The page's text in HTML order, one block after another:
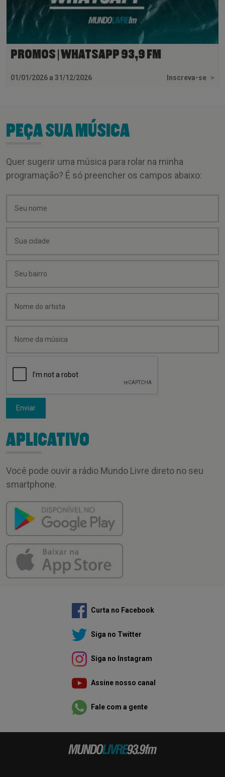
PROMOS | WHATSAPP 93,9 FM
01/01/2026 a 31/12/2026 Inscreva-se >
PEÇA SUA MÚSICA
Quer sugerir uma música para rolar na minha
programação? É só preencher os campos abaixo:
Enviar
APLICATIVO
Você pode ouvir a rádio Mundo Livre direto no seu
smartphone.
Curta no Facebook
Siga no Twitter
Siga no Instagram
Assine nosso canal
Fale com a gente